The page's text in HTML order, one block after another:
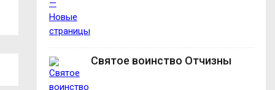
доплаты за...
Святое воинство Отчизны